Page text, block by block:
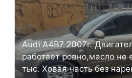
Audi А4B7 2007г.
работает ровно,масло не
тыс. Ховая часть без